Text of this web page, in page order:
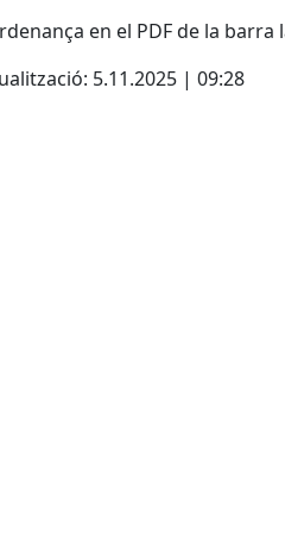
en el PDF de la
5.11.2025 | 09:28